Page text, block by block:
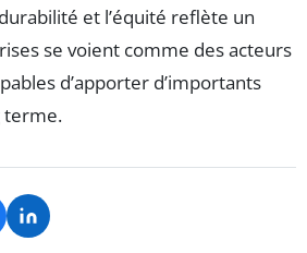
et l’équité reflète un
se voient comme des acteurs
d’apporter d’importants
terme.